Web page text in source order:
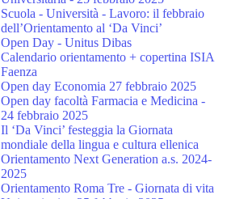
Scuola - Università - Lavoro: il febbraio
dell’Orientamento al ‘Da Vinci’
Open Day - Unitus Dibas
Calendario orientamento + copertina ISIA
Faenza
Open day Economia 27 febbraio 2025
Open day facoltà Farmacia e Medicina -
24 febbraio 2025
Il ‘Da Vinci’ festeggia la Giornata
mondiale della lingua e cultura ellenica
Orientamento Next Generation a.s. 2024-
2025
Orientamento Roma Tre - Giornata di vita